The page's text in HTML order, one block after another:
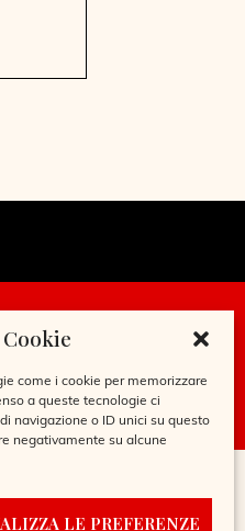
come i cookie per memorizzare
a queste tecnologie ci
navigazione o ID unici su questo
negativamente su alcune
LE PREFERENZE
CHIEDI LA
TESSERA